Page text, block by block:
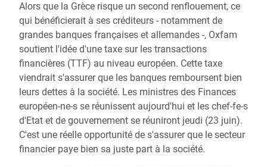
Alors que la Grèce risque un second renflouement, ce
qui bénéficierait à ses créditeurs - notamment de
grandes banques françaises et allemandes -, Oxfam
soutient l'idée d'une taxe sur les transactions
financières (TTF) au niveau européen. Cette taxe
viendrait s'assurer que les banques remboursent bien
leurs dettes à la société. Les ministres des Finances
européen-ne-s se réunissent aujourd'hui et les chef-fe-s
d'Etat et de gouvernement se réuniront jeudi (23 juin).
C'est une réelle opportunité de s'assurer que le secteur
financier paye bien sa juste part à la société.